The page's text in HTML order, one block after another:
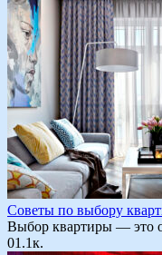
Советы по выбору
Выбор квартиры — это
01.1к.